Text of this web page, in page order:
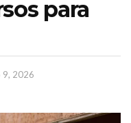
para
9, 2026